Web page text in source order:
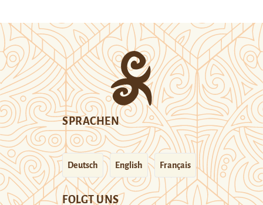
SPRACHEN
Deutsch English Français
FOLGT UNS